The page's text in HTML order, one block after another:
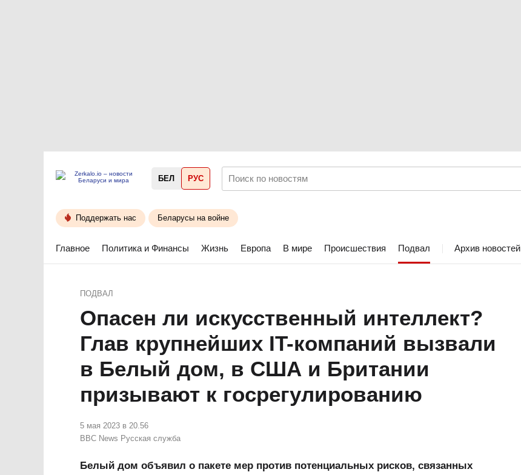
БЕЛ РУС
Поддержать нас Беларусы на войне
Главное Политика и Финансы Жизнь Европа В мире Происшествия Подвал Архив новостей
ПОДВАЛ
Опасен ли искусственный интеллект?
Глав крупнейших IT-компаний вызвали
в Белый дом, в США и Британии
призывают к госрегулированию
5 мая 2023 в 20.56
BBC News Русская служба
Белый дом объявил о пакете мер против потенциальных рисков, связанных